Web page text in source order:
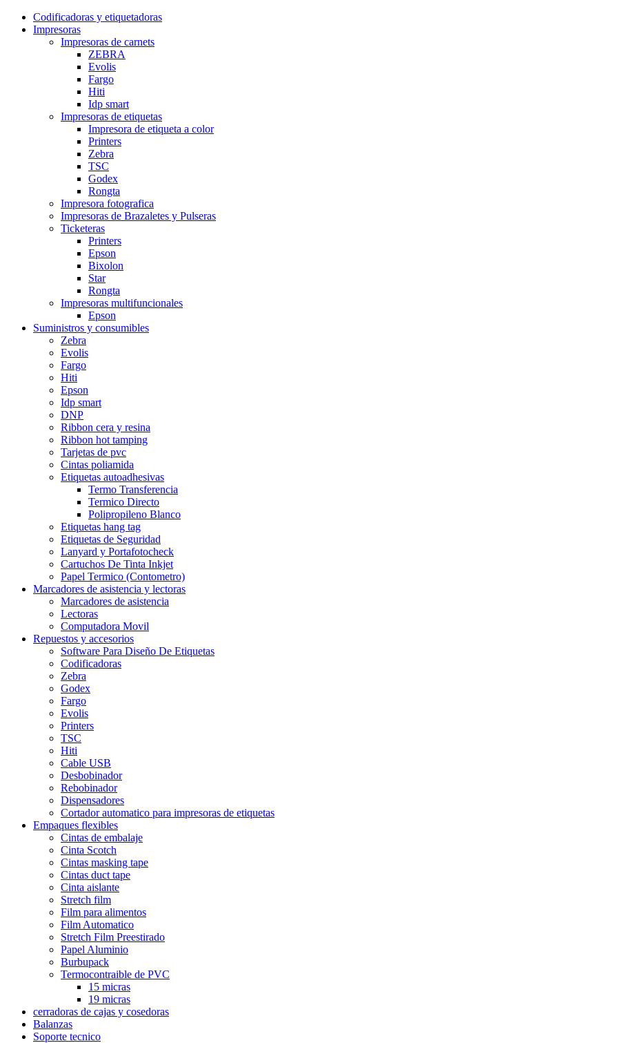
Codificadoras y etiquetadoras
Impresoras
Impresoras de carnets
ZEBRA
Evolis
Fargo
Hiti
Idp smart
Impresoras de etiquetas
Impresora de etiqueta a color
Printers
Zebra
TSC
Godex
Rongta
Impresora fotografica
Impresoras de Brazaletes y Pulseras
Ticketeras
Printers
Epson
Bixolon
Star
Rongta
Impresoras multifuncionales
Epson
Suministros y consumibles
Zebra
Evolis
Fargo
Hiti
Epson
Idp smart
DNP
Ribbon cera y resina
Ribbon hot tamping
Tarjetas de pvc
Cintas poliamida
Etiquetas autoadhesivas
Termo Transferencia
Termico Directo
Polipropileno Blanco
Etiquetas hang tag
Etiquetas de Seguridad
Lanyard y Portafotocheck
Cartuchos De Tinta Inkjet
Papel Termico (Contometro)
Marcadores de asistencia y lectoras
Marcadores de asistencia
Lectoras
Computadora Movil
Repuestos y accesorios
Software Para Diseño De Etiquetas
Codificadoras
Zebra
Godex
Fargo
Evolis
Printers
TSC
Hiti
Cable USB
Desbobinador
Rebobinador
Dispensadores
Cortador automatico para impresoras de etiquetas
Empaques flexibles
Cintas de embalaje
Cinta Scotch
Cintas masking tape
Cintas duct tape
Cinta aislante
Stretch film
Film para alimentos
Film Automatico
Stretch Film Preestirado
Papel Aluminio
Burbupack
Termocontraible de PVC
15 micras
19 micras
cerradoras de cajas y cosedoras
Balanzas
Soporte tecnico